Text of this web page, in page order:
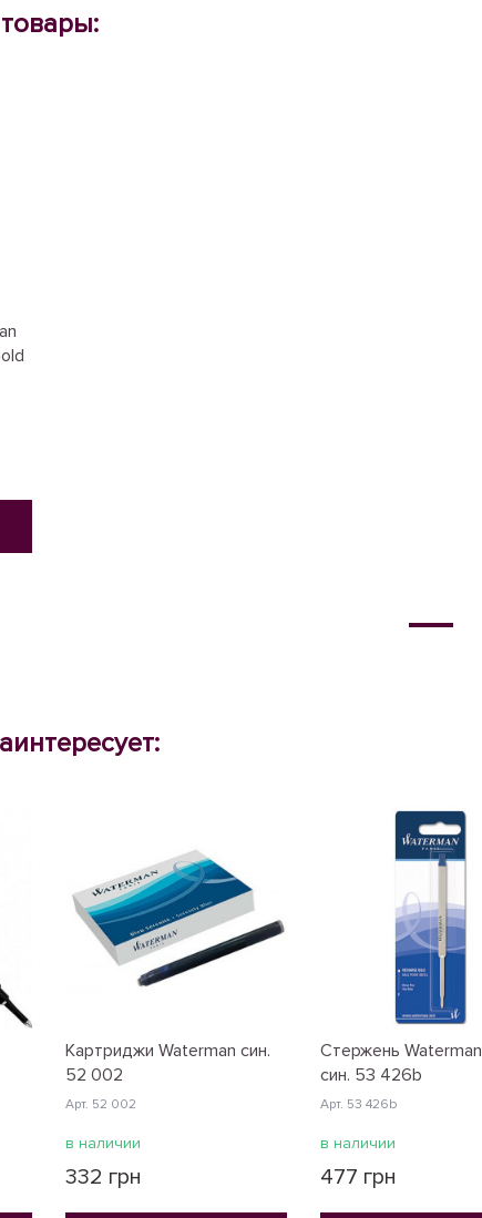
Картриджи Waterman син.
52 002
Арт. 52 002
в наличии
332 грн
Стержень
син. 53 426b
Арт. 53 426b
в наличии
477 грн